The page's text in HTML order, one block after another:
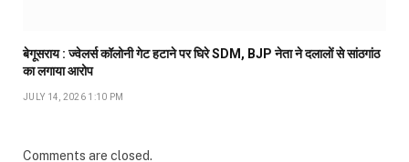
बेगूसराय : ज्वेलर्स कॉलोनी गेट हटाने पर घिरे SDM, BJP नेता ने दलालों से सांठगांठ
का लगाया आरोप
JULY 14, 2026 1:10 PM
Comments are closed.